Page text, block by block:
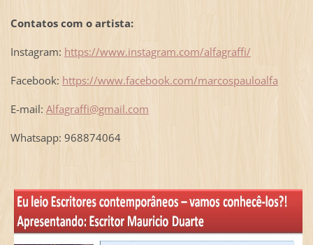
Contatos com o artista:
Instagram: https://www.instagram.com/alfagraffi/
Facebook: https://www.facebook.com/marcospauloalfa
E-mail: Alfagraffi@gmail.com
Whatsapp: 968874064